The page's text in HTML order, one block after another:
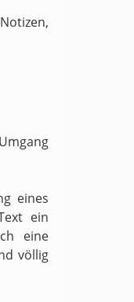
eines
ein
eine
völlig